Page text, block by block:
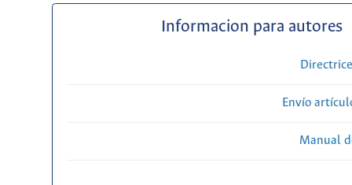
Informacion para autores
Envío
Manual